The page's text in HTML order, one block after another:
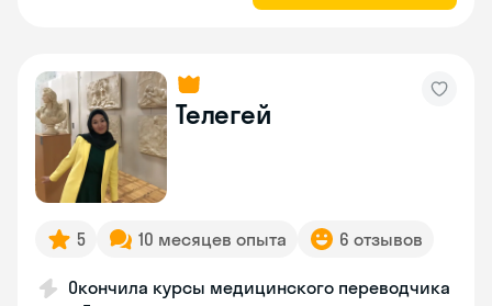
Телегей
5 10 месяцев опыта 6 отзывов
Окончила курсы медицинского переводчика